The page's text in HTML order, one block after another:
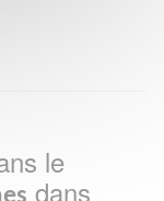
le
dans